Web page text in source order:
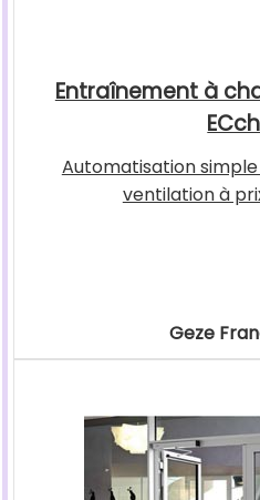
Entraînement à
Automatisation
ventilation à
Geze